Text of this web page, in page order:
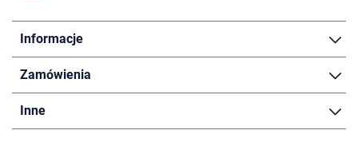
Informacje
Zamówienia
Inne